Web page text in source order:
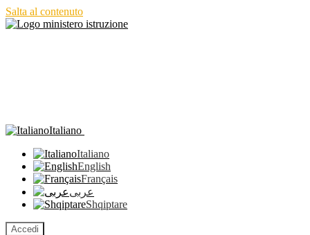
Salta al contenuto
Italiano
Italiano
English
Français
عربى
Shqiptare
Accedi